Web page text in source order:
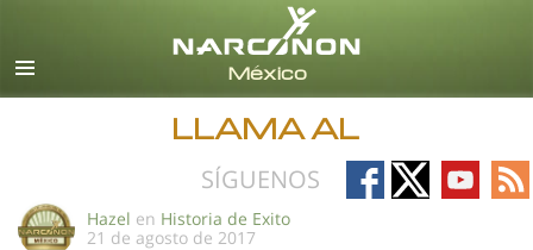
Español
Todas las Regiones/Idiomas
LLAMA AL
SÍGUENOS
Follow
on
Follow
on
Follow
on
on
Hazel en Historia de Exito
21 de agosto de 2017